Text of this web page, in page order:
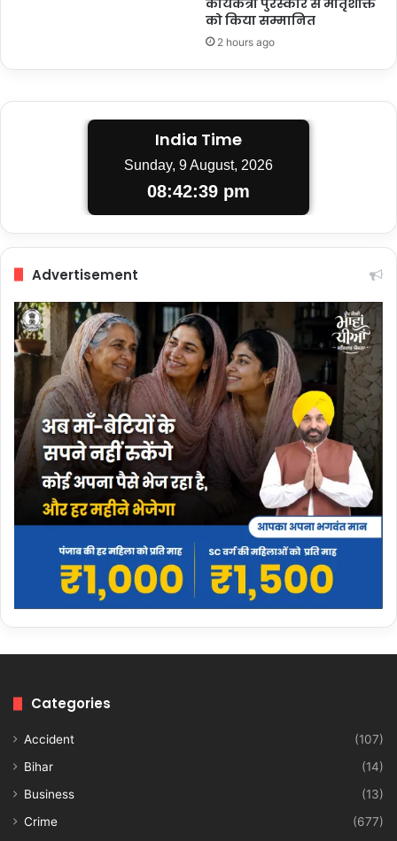
को किया सम्मानित
2 hours ago
India Time
Sunday, 9 August, 2026
08:42:40 pm
Advertisement
Categories
Accident
(107)
Bihar
(14)
Business
(13)
Crime
(677)